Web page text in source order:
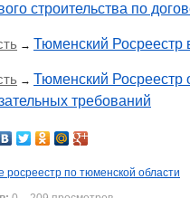
строительства по
→ Тюменский
→ Тюменский Росреестр
требований
росреестр по тюменской области